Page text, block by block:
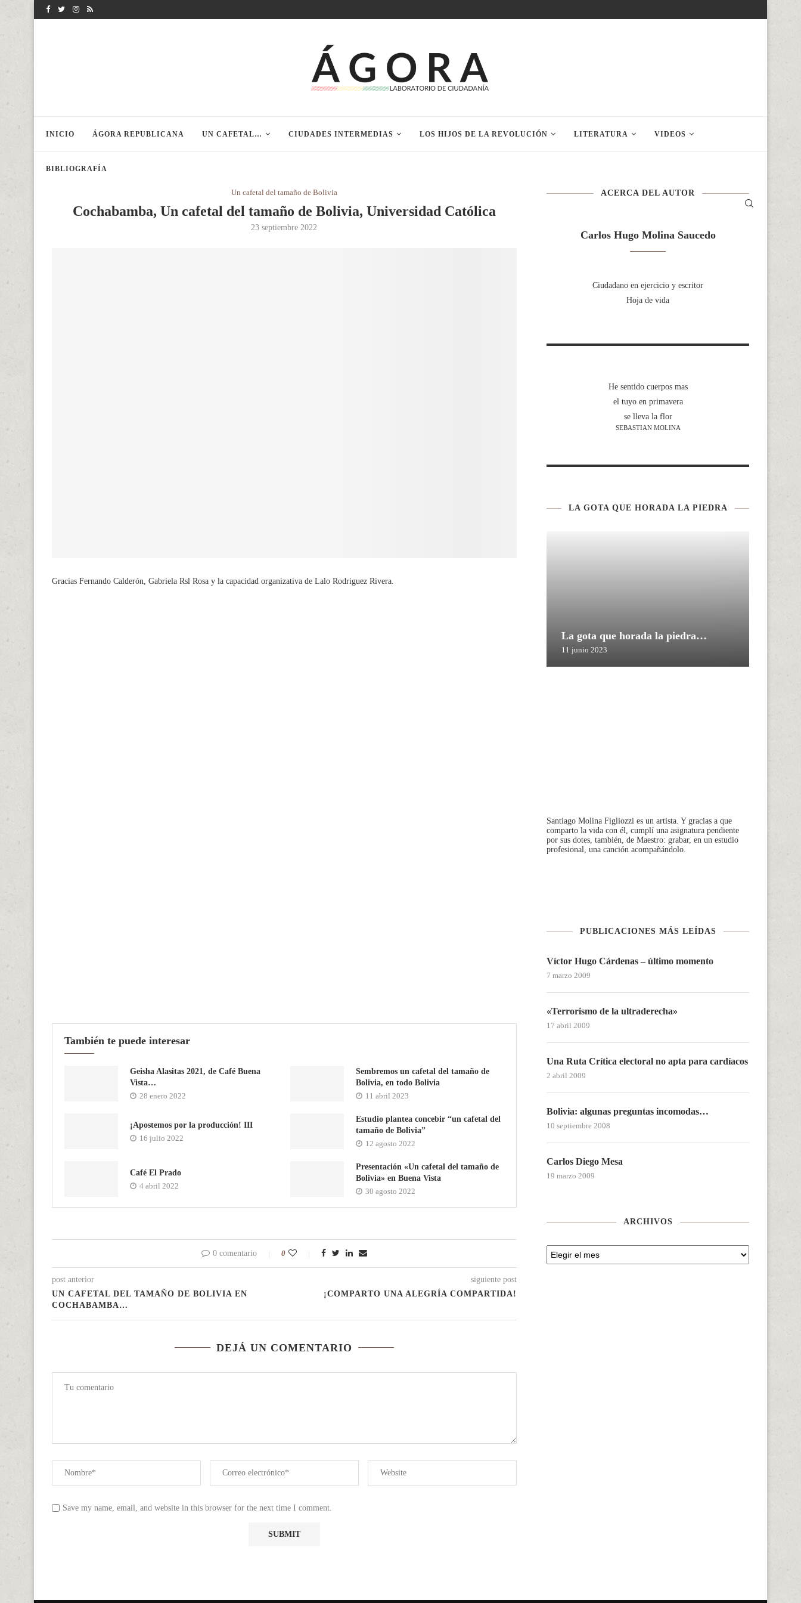
INICIO ÁGORA REPUBLICANA UN CAFETAL… CIUDADES INTERMEDIAS LOS HIJOS DE LA REVOLUCIÓN LITERATURA VIDEOS
BIBLIOGRAFÍA
Un cafetal del tamaño de Bolivia
Cochabamba, Un cafetal del tamaño de Bolivia, Universidad Católica
23 septiembre 2022
Gracias Fernando Calderón, Gabriela Rsl Rosa y la capacidad organizativa de Lalo Rodriguez Rivera.
También te puede interesar
Geisha Alasitas 2021, de Café Buena
Vista…
28 enero 2022
Sembremos un cafetal del tamaño de
Bolivia, en todo Bolivia
11 abril 2023
¡Apostemos por la producción! III
16 julio 2022
Estudio plantea concebir “un cafetal del
tamaño de Bolivia”
12 agosto 2022
Café El Prado
4 abril 2022
Presentación «Un cafetal del tamaño de
Bolivia» en Buena Vista
30 agosto 2022
0 comentario 0
post anterior
UN CAFETAL DEL TAMAÑO DE BOLIVIA EN
COCHABAMBA…
siguiente post
¡COMPARTO UNA ALEGRÍA COMPARTIDA!
DEJÁ UN COMENTARIO
Save my name, email, and website in this browser for the next time I comment.
ACERCA DEL AUTOR
Carlos Hugo Molina Saucedo
Ciudadano en ejercicio y escritor
Hoja de vida
He sentido cuerpos mas
el tuyo en primavera
se lleva la flor
SEBASTIAN MOLINA
LA GOTA QUE HORADA LA PIEDRA
La gota que horada la piedra…
11 junio 2023
Santiago Molina Figliozzi es un artista. Y gracias a que
comparto la vida con él, cumplí una asignatura pendiente
por sus dotes, también, de Maestro: grabar, en un estudio
profesional, una canción acompañándolo.
PUBLICACIONES MÁS LEÍDAS
Víctor Hugo Cárdenas – último momento
7 marzo 2009
«Terrorismo de la ultraderecha»
17 abril 2009
Una Ruta Crítica electoral no apta para cardíacos
2 abril 2009
Bolivia: algunas preguntas incomodas…
10 septiembre 2008
Carlos Diego Mesa
19 marzo 2009
ARCHIVOS